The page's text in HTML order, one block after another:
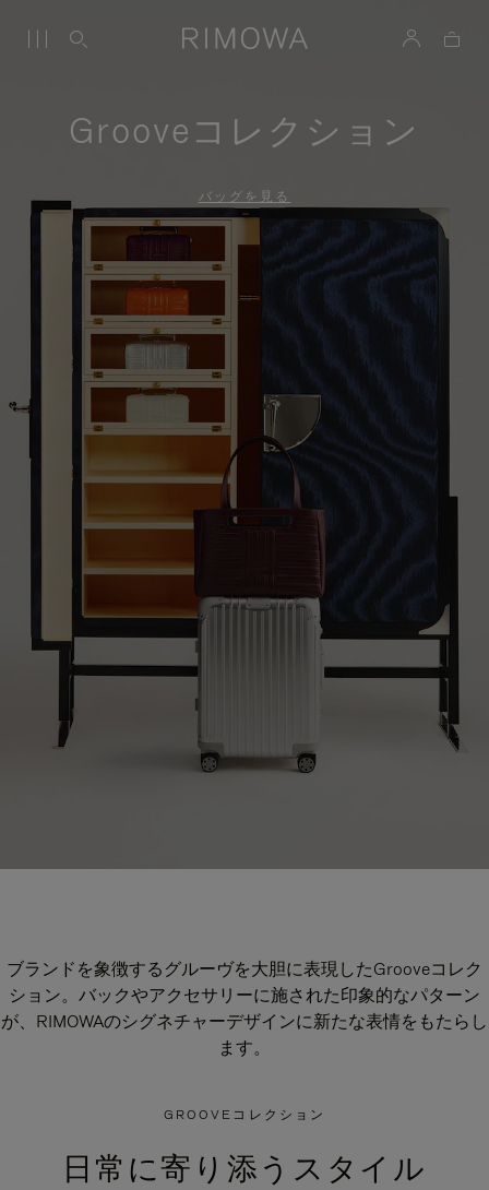
Grooveコレクション
バッグを見る
ブランドを象徴するグルーヴを大胆に表現したGrooveコレク
ション。バックやアクセサリーに施された印象的なパターン
が、RIMOWAのシグネチャーデザインに新たな表情をもたらし
ます。
GROOVEコレクション
日常に寄り添うスタイル